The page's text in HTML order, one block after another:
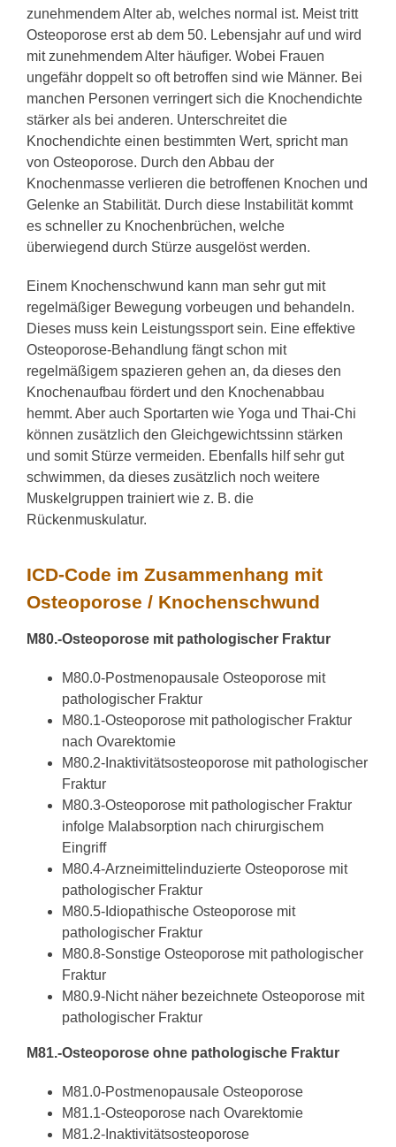
zunehmendem Alter ab, welches normal ist. Meist tritt
Osteoporose erst ab dem 50. Lebensjahr auf und wird
mit zunehmendem Alter häufiger. Wobei Frauen
ungefähr doppelt so oft betroffen sind wie Männer. Bei
manchen Personen verringert sich die Knochendichte
stärker als bei anderen. Unterschreitet die
Knochendichte einen bestimmten Wert, spricht man
von Osteoporose. Durch den Abbau der
Knochenmasse verlieren die betroffenen Knochen und
Gelenke an Stabilität. Durch diese Instabilität kommt
es schneller zu Knochenbrüchen, welche
überwiegend durch Stürze ausgelöst werden.
Einem Knochenschwund kann man sehr gut mit
regelmäßiger Bewegung vorbeugen und behandeln.
Dieses muss kein Leistungssport sein. Eine effektive
Osteoporose-Behandlung fängt schon mit
regelmäßigem spazieren gehen an, da dieses den
Knochenaufbau fördert und den Knochenabbau
hemmt. Aber auch Sportarten wie Yoga und Thai-Chi
können zusätzlich den Gleichgewichtssinn stärken
und somit Stürze vermeiden. Ebenfalls hilf sehr gut
schwimmen, da dieses zusätzlich noch weitere
Muskelgruppen trainiert wie z. B. die
Rückenmuskulatur.
ICD-Code im Zusammenhang mit
Osteoporose / Knochenschwund
M80.-Osteoporosemit pathologischer Fraktur
M80.0-Postmenopausale Osteoporosemit
pathologischer Fraktur
M80.1-Osteoporosemit pathologischer Fraktur
nach Ovarektomie
M80.2-Inaktivitätsosteoporose mit pathologischer
Fraktur
M80.3-Osteoporosemit pathologischer Fraktur
infolge Malabsorption nach chirurgischem
Eingriff
M80.4-Arzneimittelinduzierte Osteoporosemit
pathologischer Fraktur
M80.5-Idiopathische Osteoporosemit
pathologischer Fraktur
M80.8-Sonstige Osteoporosemit pathologischer
Fraktur
M80.9-Nicht näher bezeichnete Osteoporosemit
pathologischer Fraktur
M81.-Osteoporoseohne pathologische Fraktur
M81.0-Postmenopausale Osteoporose
M81.1-Osteoporosenach Ovarektomie
M81.2-Inaktivitätsosteoporose